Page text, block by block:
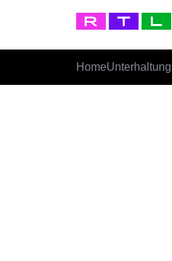
HomeUnterhaltung